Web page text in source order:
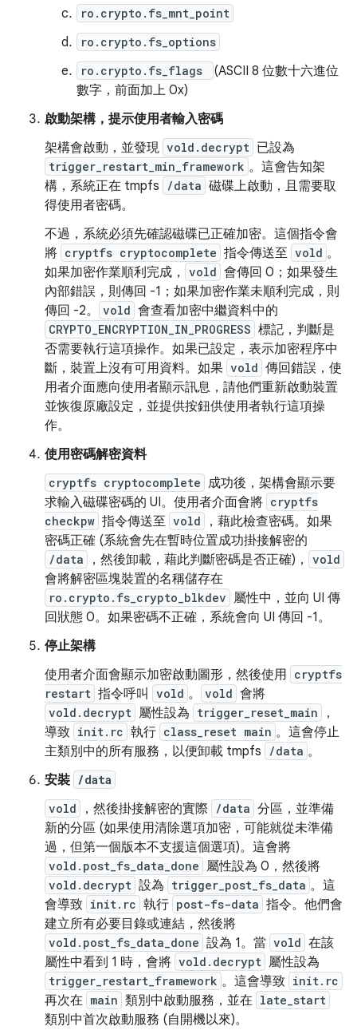
ro.crypto.fs_mnt_point
ro.crypto.fs_options
ro.crypto.fs_flags
(ASCII 8 位數十六進位
數字，前面加上 0x)
啟動架構，提示使用者輸入密碼
架構會啟動，並發現 vold.decrypt 已設為
trigger_restart_min_framework 。這會告知架
構，系統正在 tmpfs
/data 磁碟上啟動，且需要取
得使用者密碼。
不過，系統必須先確認磁碟已正確加密。這個指令會
將 cryptfs cryptocomplete 指令傳送至 vold 。
如果加密作業順利完成，
vold 會傳回 0；如果發生
內部錯誤，則傳回 -1；如果加密作業未順利完成，則
傳回 -2。
vold 會查看加密中繼資料中的
CRYPTO_ENCRYPTION_IN_PROGRESS 標記，判斷是
否需要執行這項操作。如果已設定，表示加密程序中
斷，裝置上沒有可用資料。如果 vold 傳回錯誤，使
用者介面應向使用者顯示訊息，請他們重新啟動裝置
並恢復原廠設定，並提供按鈕供使用者執行這項操
作。
使用密碼解密資料
cryptfs cryptocomplete 成功後，架構會顯示要
求輸入磁碟密碼的 UI。使用者介面會將 cryptfs
checkpw 指令傳送至 vold
，藉此檢查密碼。如果
密碼正確 (系統會先在暫時位置成功掛接解密的
/data ，然後卸載，藉此判斷密碼是否正確)， vold
會將解密區塊裝置的名稱儲存在
ro.crypto.fs_crypto_blkdev 屬性中，並向 UI 傳
回狀態 0。如果密碼不正確，系統會向 UI 傳回 -1。
停止架構
使用者介面會顯示加密啟動圖形，然後使用 cryptfs
restart 指令呼叫 vold 。 vold 會將
vold.decrypt 屬性設為 trigger_reset_main
，
導致 init.rc 執行 class_reset main 。這會停止
主類別中的所有服務，以便卸載 tmpfs
/data 。
安裝 /data
vold
，然後掛接解密的實際 /data 分區，並準備
新的分區 (如果使用清除選項加密，可能就從未準備
過，但第一個版本不支援這個選項)。這會將
vold.post_fs_data_done 屬性設為 0，然後將
vold.decrypt 設為 trigger_post_fs_data 。這
會導致 init.rc 執行 post-fs-data 指令。他們會
建立所有必要目錄或連結，然後將
vold.post_fs_data_done 設為 1。當 vold 在該
屬性中看到 1 時，會將 vold.decrypt 屬性設為
trigger_restart_framework 。這會導致 init.rc
再次在 main 類別中啟動服務，並在 late_start
類別中首次啟動服務 (自開機以來)。